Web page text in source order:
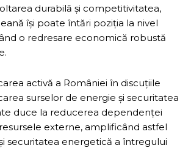
durabilă și competitivitatea,
își poate întări poziția la nivel
o redresare economică robustă
activă a României în discuțiile
surselor de energie și securitatea
duce la reducerea dependenței
externe, amplificând astfel
securitatea energetică a întregului